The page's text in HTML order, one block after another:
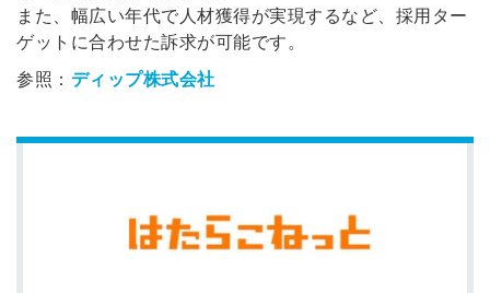
また、幅広い年代で人材獲得が実現するなど、採用ター
ゲットに合わせた訴求が可能です。
参照： ディップ株式会社